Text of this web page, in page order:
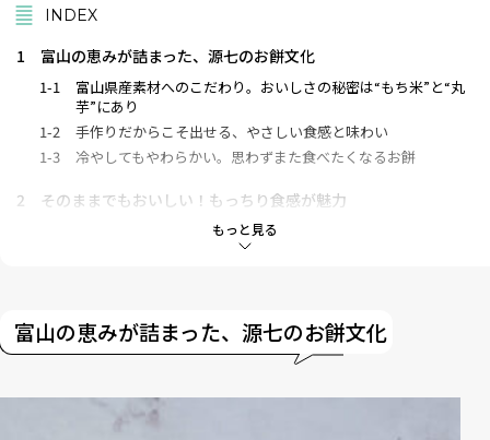
もっと見る
INDEX
1 富山の恵みが詰まった、源七のお餅文化
1-1
富山県産素材へのこだわり。おいしさの秘密は“もち米”と“丸
芋”にあり
1-2
手作りだからこそ出せる、やさしい食感と味わい
1-3
冷やしてもやわらかい。思わずまた食べたくなるお餅
2
そのままでもおいしい！もっちり食感が魅力
トースターで引き出す3つの変化
3-3
温かさとともに広がる、やさしい余韻
気軽に渡せて喜ばれる、センスのいいお土産に
富山の恵みが詰まった、源七のお餅文化